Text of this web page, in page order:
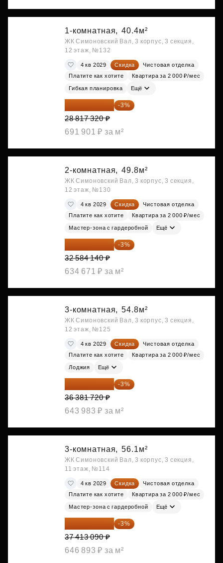
1-комнатная, 40.4м²
ЖК Симоновский Вал, 3 корпус, 3 секция,
12 этаж, №132
4 кв 2029 Скидка
Чистовая отделка
Платите как хотите
Квартира за 2 000 ₽/мес
Гибкая планировка Ещё
27 952 800 ₽ -3%
28 817 320 ₽
691 901 ₽ за м²
2-комнатная, 49.8м²
ЖК Симоновский Вал, 3 корпус, 3 секция,
12 этаж, №130
4 кв 2029 Скидка
Чистовая отделка
Платите как хотите
Квартира за 2 000 ₽/мес
Мастер-зона с гардеробной Ещё
31 606 616 ₽ -3%
32 584 140 ₽
634 671 ₽ за м²
3-комнатная, 54.8м²
ЖК Симоновский Вал, 3 корпус, 3 секция,
12 этаж, №125
4 кв 2029 Скидка
Чистовая отделка
Платите как хотите
Квартира за 2 000 ₽/мес
Лоджия Ещё
35 290 268 ₽ -3%
36 381 720 ₽
643 983 ₽ за м²
3-комнатная, 56.1м²
ЖК Симоновский Вал, 3 корпус, 3 секция,
11 этаж, №114
4 кв 2029 Скидка
Чистовая отделка
Платите как хотите
Квартира за 2 000 ₽/мес
Мастер-зона с гардеробной Ещё
36 290 697 ₽ -3%
37 413 090 ₽
646 893 ₽ за м²